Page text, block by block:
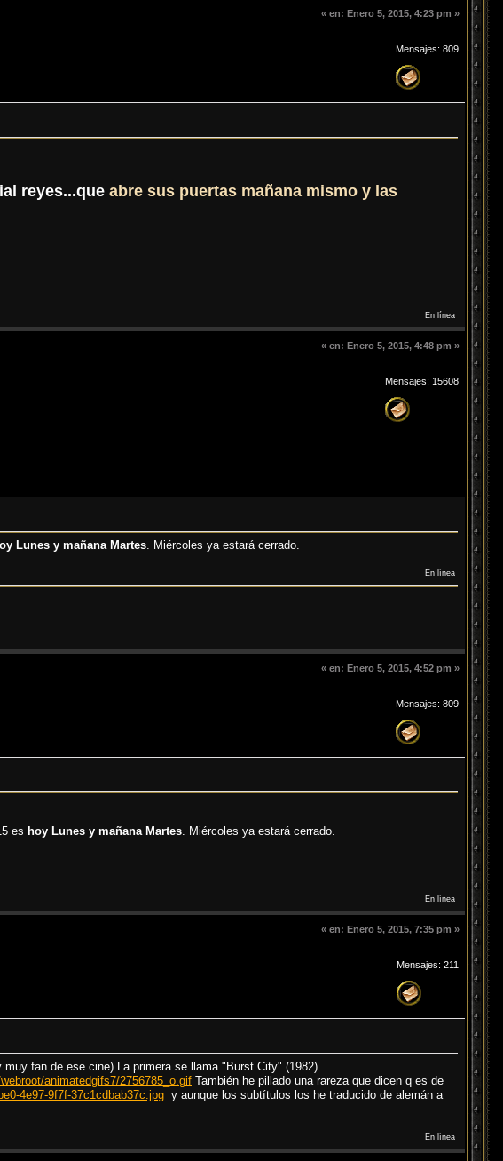
« en: Enero 5, 2015, 4:23 pm »
Mensajes: 809
reyes...que abre sus puertas mañana mismo y las
En línea
« en: Enero 5, 2015, 4:48 pm »
Mensajes: 15608
Lunes y mañana Martes. Miércoles ya estará cerrado.
En línea
« en: Enero 5, 2015, 4:52 pm »
Mensajes: 809
es hoy Lunes y mañana Martes . Miércoles ya estará cerrado.
En línea
« en: Enero 5, 2015, 7:35 pm »
Mensajes: 211
fan de ese cine) La primera se llama "Burst City" (1982)
animatedgifs7/2756785_o.gif También he pillado una rareza que dicen q es de
4e97-9f7f-37c1cdbab37c.jpg y aunque los subtítulos los he traducido de alemán a
En línea